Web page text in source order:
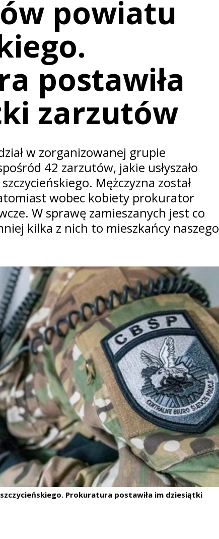
powiatu
postawiła
zarzutów
w zorganizowanej grupie
42 zarzutów, jakie usłyszało
Mężczyzna został
wobec kobiety prokurator
W sprawę zamieszanych jest co
kilka z nich to mieszkańcy naszego
Prokuratura postawiła im dziesiątki